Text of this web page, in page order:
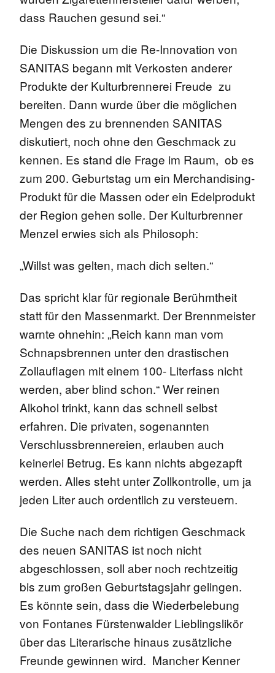
dass Rauchen gesund sei.“
Die Diskussion um die Re-Innovation von
SANITAS begann mit Verkosten anderer
Produkte der Kulturbrennerei Freude zu
bereiten. Dann wurde über die möglichen
Mengen des zu brennenden SANITAS
diskutiert, noch ohne den Geschmack zu
kennen. Es stand die Frage im Raum, ob es
zum 200. Geburtstag um ein Merchandising-
Produkt für die Massen oder ein Edelprodukt
der Region gehen solle. Der Kulturbrenner
Menzel erwies sich als Philosoph:
„Willst was gelten, mach dich selten.“
Das spricht klar für regionale Berühmtheit
statt für den Massenmarkt. Der Brennmeister
warnte ohnehin: „Reich kann man vom
Schnapsbrennen unter den drastischen
Zollauflagen mit einem 100- Literfass nicht
werden, aber blind schon.“ Wer reinen
Alkohol trinkt, kann das schnell selbst
erfahren. Die privaten, sogenannten
Verschlussbrennereien, erlauben auch
keinerlei Betrug. Es kann nichts abgezapft
werden. Alles steht unter Zollkontrolle, um ja
jeden Liter auch ordentlich zu versteuern.
Die Suche nach dem richtigen Geschmack
des neuen SANITAS ist noch nicht
abgeschlossen, soll aber noch rechtzeitig
bis zum großen Geburtstagsjahr gelingen.
Es könnte sein, dass die Wiederbelebung
von Fontanes Fürstenwalder Lieblingslikör
über das Literarische hinaus zusätzliche
Freunde gewinnen wird. Mancher Kenner